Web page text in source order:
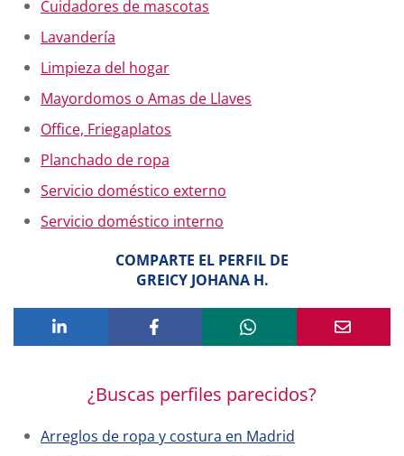
Cuidadores de mascotas
Lavandería
Limpieza del hogar
Mayordomos o Amas de Llaves
Office, Friegaplatos
Planchado de ropa
Servicio doméstico externo
Servicio doméstico interno
COMPARTE EL PERFIL DE
GREICY JOHANA H.
¿Buscas perfiles parecidos?
Arreglos de ropa y costura en Madrid